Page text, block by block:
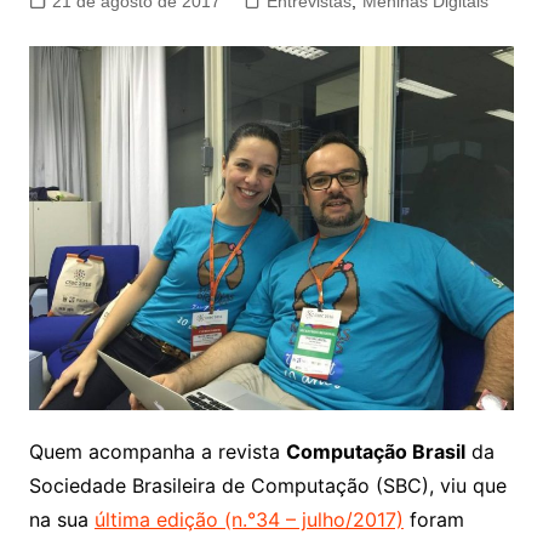
Quem acompanha a revista Computação Brasilda
Sociedade Brasileira de Computação (SBC), viu que
na sua última edição (n.°34 – julho/2017) foram